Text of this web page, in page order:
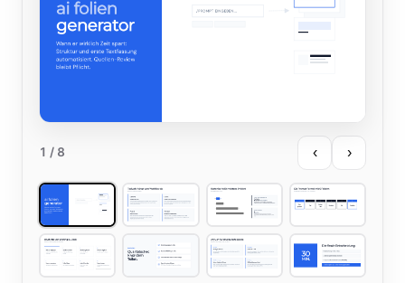
1 / 8 ‹ ›